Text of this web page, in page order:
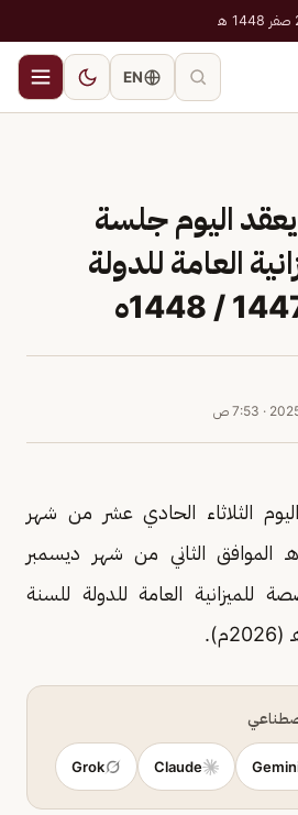
EN
اليوم جلسة
العامة للدولة
· 7:53 ص
اليوم الثلاثاء الحادي عشر من شهر
جمادى الآخرة 1447هـ الموافق الثاني من شهر ديسمبر
للميزانية العامة للدولة للسنة
Claude
Grok